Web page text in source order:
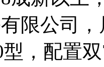
限公司
型，配置